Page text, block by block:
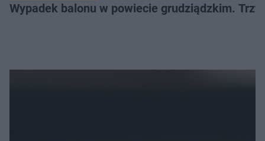
Wypadek balonu w powiecie grudziądzkim.